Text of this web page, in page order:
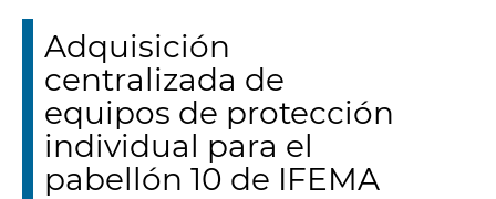
Adquisición
centralizada de
equipos de protección
individual para el
pabellón 10 de IFEMA